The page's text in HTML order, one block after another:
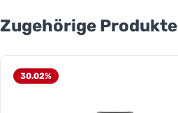
Produktgalerie überspringen
Zugehörige Produkte
30.02%